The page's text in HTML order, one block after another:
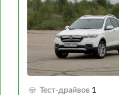
Тест-драйвов 1